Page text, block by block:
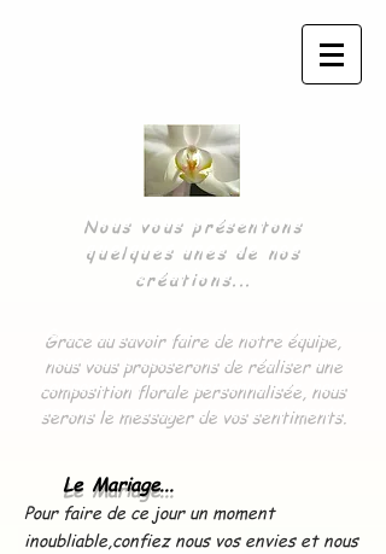
Nous vous présentons
quelques unes de nos
créations...
Grace au savoir faire de notre équipe,
nous vous proposerons de réaliser une
composition florale personnalisée, nous
serons le messager de vos sentiments.
Le Mariage...
Pour faire de ce jour un moment
inoubliable,confiez nous vos envies et nous